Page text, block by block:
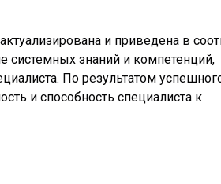
и приведена в
системных знаний и компетенций,
По результатом
и способность специалиста к